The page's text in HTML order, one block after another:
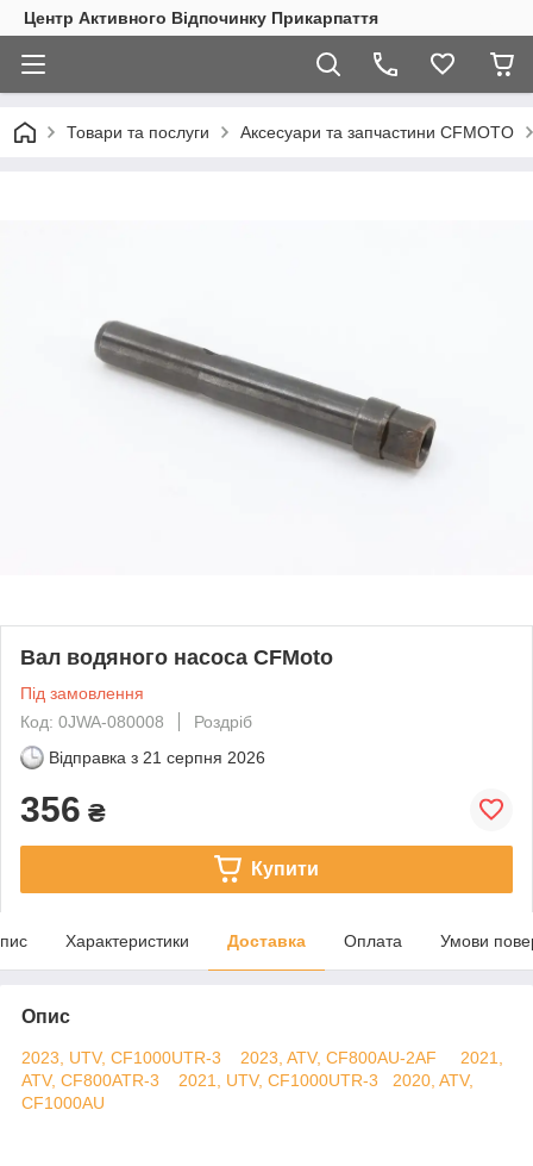
Центр Активного Відпочинку Прикарпаття
Товари та послуги Аксесуари та запчастини CFMOTO
Вал водяного насоса CFMoto
Під замовлення
Код: 0JWA-080008
Роздріб
Відправка з 21 серпня 2026
356 ₴
Купити
Характеристики Доставка Оплата Умови
Опис
2023, UTV, CF1000UTR-3 2023, ATV, CF800AU-2AF
2021,
ATV, CF800ATR-3
2021, UTV, CF1000UTR-3
2020, ATV,
CF1000AU